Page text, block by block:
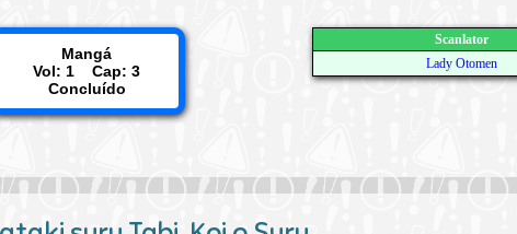
Mangá
Vol: 1 Cap: 3
Concluído
Scanlator
Lady Otomen